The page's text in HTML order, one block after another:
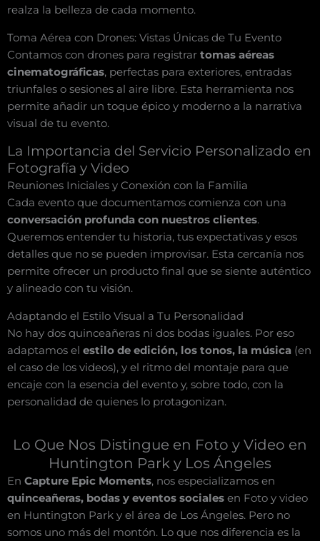
realza la belleza de cada momento.
Toma Aérea con Drones: Vistas Únicas de Tu Evento
Contamos con drones para registrar tomas aéreas
cinematográficas, perfectas para exteriores, entradas
triunfales o sesiones al aire libre. Esta herramienta nos
permite añadir un toque épico y moderno a la narrativa
visual de tu evento.
La Importancia del Servicio Personalizado en
Fotografía y Video
Reuniones Iniciales y Conexión con la Familia
Cada evento que documentamos comienza con una
conversación profunda con nuestros clientes.
Queremos entender tu historia, tus expectativas y esos
detalles que no se pueden improvisar. Esta cercanía nos
permite ofrecer un producto final que se siente auténtico
y alineado con tu visión.
Adaptando el Estilo Visual a Tu Personalidad
No hay dos quinceañeras ni dos bodas iguales. Por eso
adaptamos el estilo de edición, los tonos, la música (en
el caso de los videos), y el ritmo del montaje para que
encaje con la esencia del evento y, sobre todo, con la
personalidad de quienes lo protagonizan.
Lo Que Nos Distingue en Foto y Video en
Huntington Park y Los Ángeles
En Capture Epic Moments, nos especializamos en
quinceañeras, bodas y eventos sociales en Foto y video
en Huntington Park y el área de Los Ángeles. Pero no
somos uno más del montón. Lo que nos diferencia es la